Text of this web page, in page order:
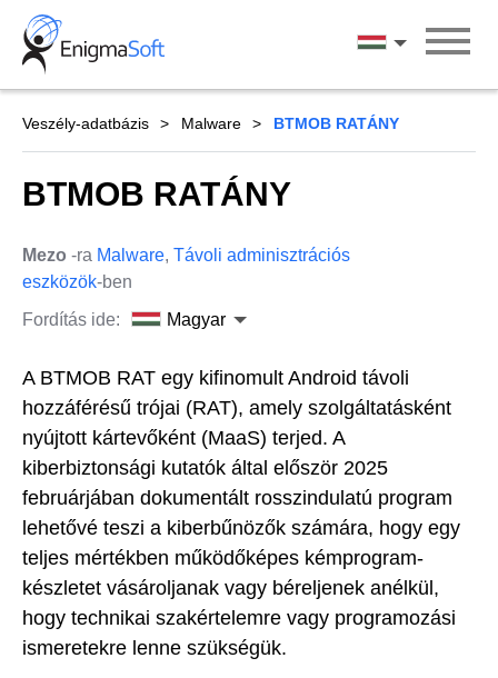
Skip
content
Magyar
Veszély-adatbázis Malware BTMOB RATÁNY
BTMOB RATÁNY
Mezo -ra Malware, Távoli adminisztrációs
eszközök-ben
Fordítás ide:
Magyar
A BTMOB RAT egy kifinomult Android távoli
hozzáférésű trójai (RAT), amely szolgáltatásként
nyújtott kártevőként (MaaS) terjed. A
kiberbiztonsági kutatók által először 2025
februárjában dokumentált rosszindulatú program
lehetővé teszi a kiberbűnözők számára, hogy egy
teljes mértékben működőképes kémprogram-
készletet vásároljanak vagy béreljenek anélkül,
hogy technikai szakértelemre vagy programozási
ismeretekre lenne szükségük.